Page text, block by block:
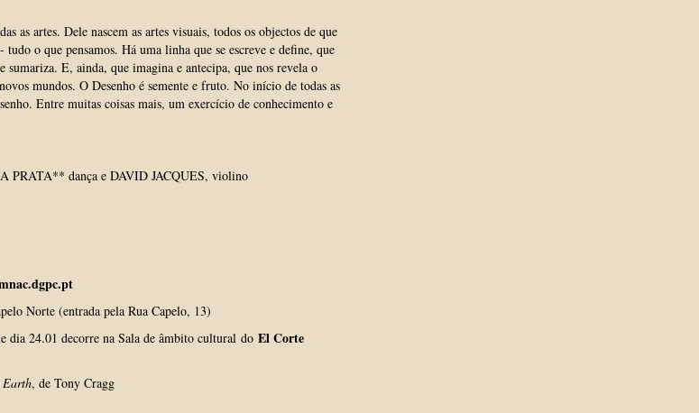
as artes. Dele nascem as artes visuais, todos os objectos de que
o que pensamos. Há uma linha que se escreve e define, que
sumariza. E, ainda, que imagina e antecipa, que nos revela o
mundos. O Desenho é semente e fruto. No início de todas as
Entre muitas coisas mais, um exercício de conhecimento e
PRATA** dança e DAVID JACQUES, violino
Norte (entrada pela Rua Capelo, 13)
dia 24.01 decorre na Sala de âmbito culturaldo El Corte
Earth, de Tony Cragg